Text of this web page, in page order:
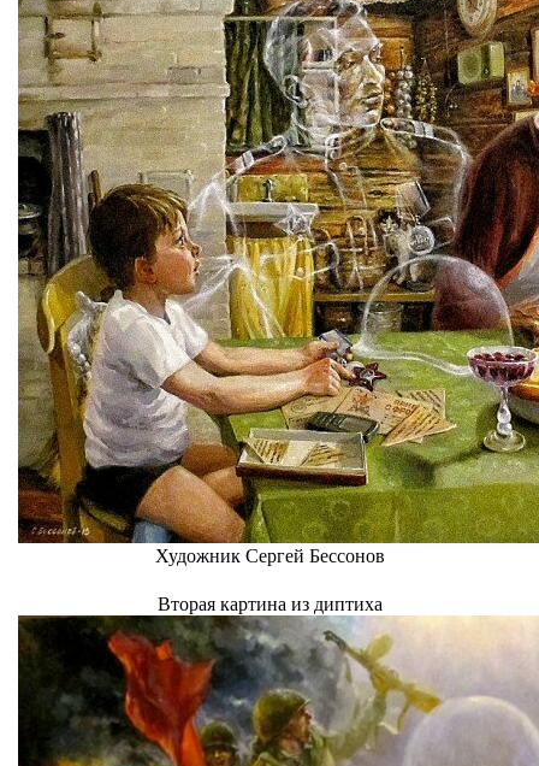
Художник Сергей Бессонов
Вторая картина из диптиха